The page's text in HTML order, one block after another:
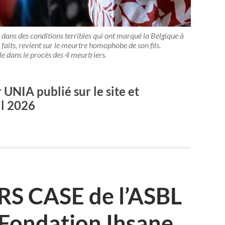
des conditions terribles qui ont marqué la Belgique à
revient sur le meurtre homophobe de son fils.
dans le procès des 4 meurtriers.
UNIA publié sur le site et
2026
CASE de l’ASBL